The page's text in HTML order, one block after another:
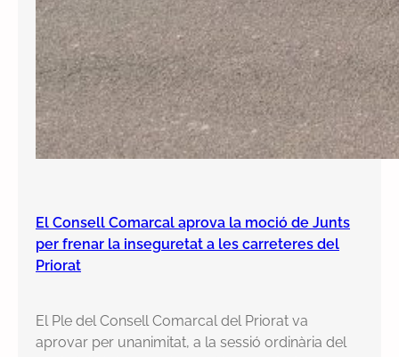
El Consell Comarcal aprova la moció de Junts
per frenar la inseguretat a les carreteres del
Priorat
El Ple del Consell Comarcal del Priorat va
aprovar per unanimitat, a la sessió ordinària del